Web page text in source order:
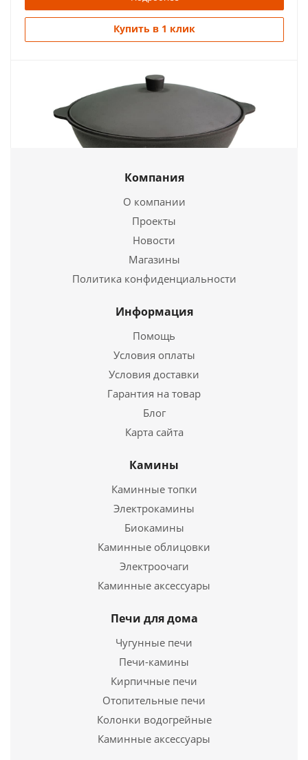
Купить в 1 клик
Казан 4л. с крышкой (БЛЗ)
4 590
Купить в 1 клик
Чугунная Костровая чаша Fantastic Ø 700 на
подставке Престиж
Компания
О компании
Проекты
Новости
Магазины
Политика конфиденциальности
Информация
Помощь
Условия оплаты
Условия доставки
Гарантия на товар
Блог
Карта сайта
Камины
Каминные топки
Электрокамины
Биокамины
Каминные облицовки
Электроочаги
Каминные аксессуары
Печи для дома
Чугунные печи
Печи-камины
Кирпичные печи
Отопительные печи
Колонки водогрейные
Каминные аксессуары